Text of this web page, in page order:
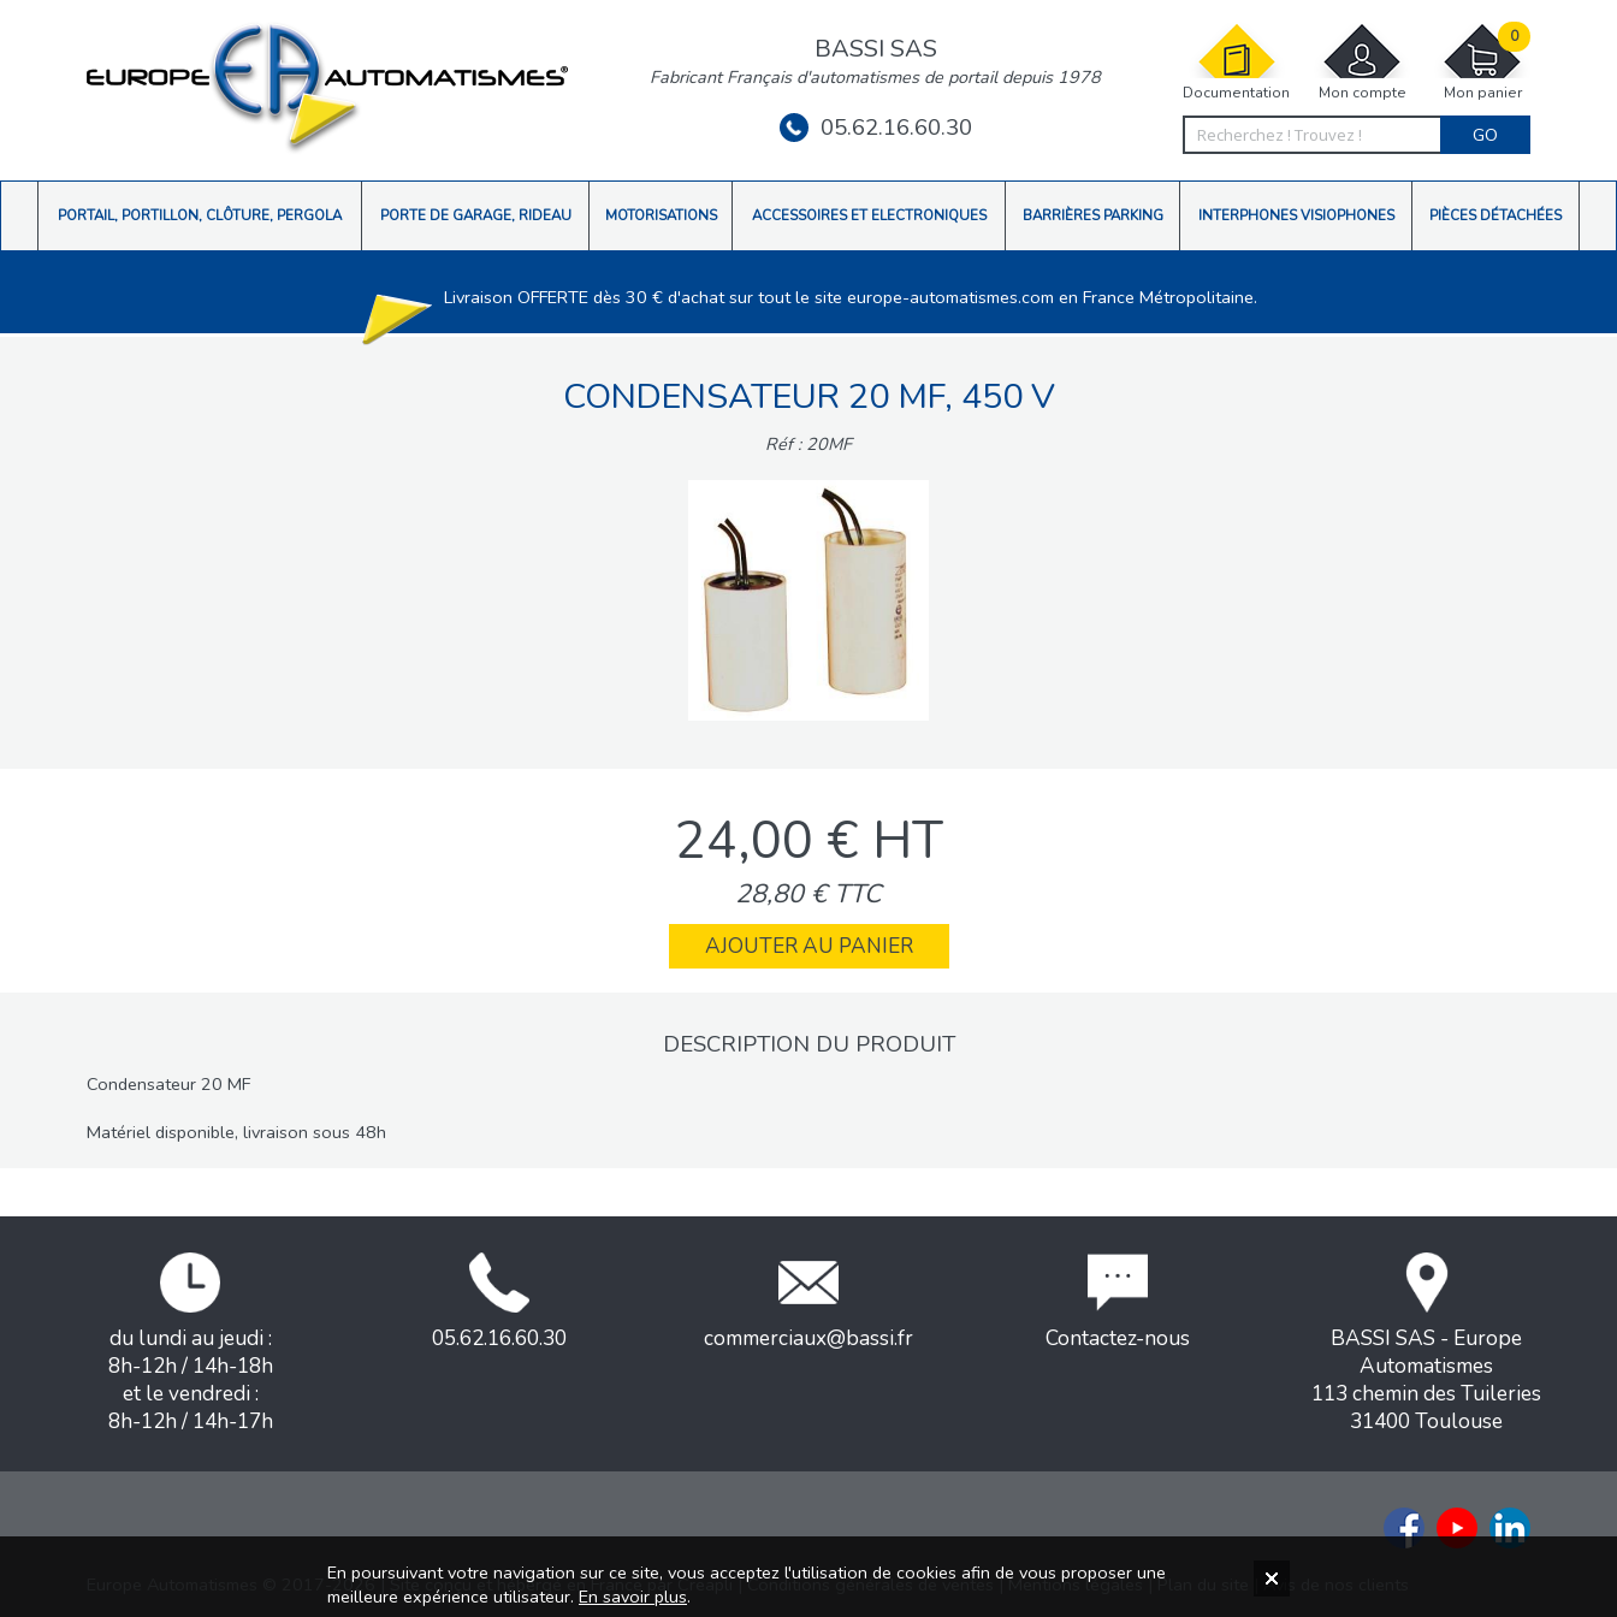
Documentation Mon compte Mon panier
0
GO
BASSI SAS
Fabricant Français d'automatismes de portail depuis 1978
05.62.16.60.30
PORTAIL, PORTILLON, CLÔTURE, PERGOLA PORTE DE GARAGE, RIDEAU MOTORISATIONS ACCESSOIRES ET ELECTRONIQUES BARRIÈRES PARKING INTERPHONES VISIOPHONES PIÈCES DÉTACHÉES
Livraison OFFERTE dès 30 € d'achat sur tout le site europe-automatismes.com en France Métropolitaine.
CONDENSATEUR 20 MF, 450 V
Réf : 20MF
24,00 € HT
28,80 € TTC
AJOUTER AU PANIER
DESCRIPTION DU PRODUIT
Condensateur 20 MF
Matériel disponible, livraison sous 48h
du lundi au jeudi :
8h-12h / 14h-18h
et le vendredi :
8h-12h / 14h-17h
05.62.16.60.30 commerciaux@bassi.fr Contactez-nous
BASSI SAS - Europe
Automatismes
113 chemin des Tuileries
31400 Toulouse
Europe Automatismes © 2017-2026 | Site conçu et hébergé en France parCreapli|Conditions générales de ventes |Mentions légales|Plan du site Avis de nos clients
En poursuivant votre navigation sur ce site, vous acceptez l'utilisation de cookies afin de vous proposer une
meilleure expérience utilisateur. En savoir plus.